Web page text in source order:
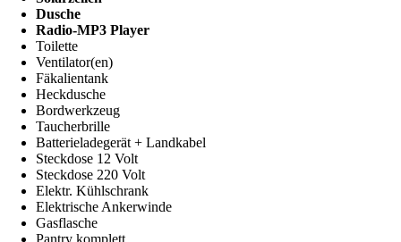
Dusche
Radio-MP3 Player
Toilette
Ventilator(en)
Fäkalientank
Heckdusche
Bordwerkzeug
Taucherbrille
Batterieladegerät + Landkabel
Steckdose 12 Volt
Steckdose 220 Volt
Elektr. Kühlschrank
Elektrische Ankerwinde
Gasflasche